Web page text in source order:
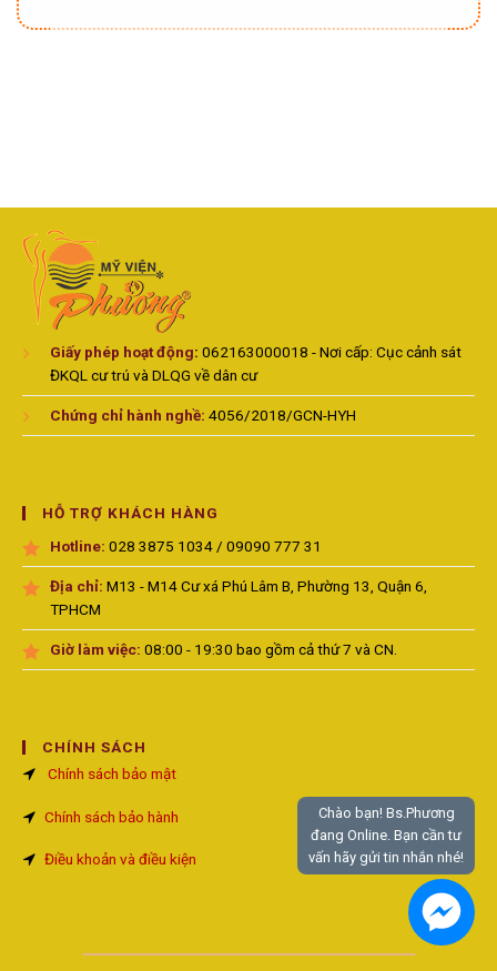
Giấy phép hoạt động: 062163000018 - Nơi cấp: Cục cảnh sát
ĐKQL cư trú và DLQG về dân cư
Chứng chỉ hành nghề: 4056/2018/GCN-HYH
HỖ TRỢ KHÁCH HÀNG
Hotline: 028 3875 1034 / 09090 777 31
Địa chỉ: M13 - M14 Cư xá Phú Lâm B, Phường 13, Quận 6,
TPHCM
Giờ làm việc: 08:00 - 19:30 bao gồm cả thứ 7 và CN.
CHÍNH SÁCH
Chính sách bảo mật
Chính sách bảo hành
Điều khoản và điều kiện
Chào bạn! Bs.Phương
đang Online. Bạn cần tư
vấn hãy gửi tin nhắn nhé!